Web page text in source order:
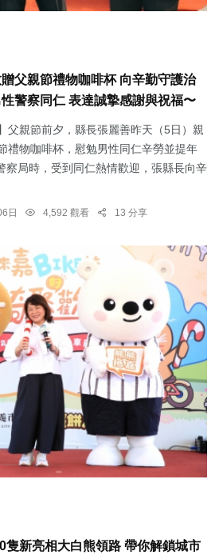
父親節禮物咖啡杯 向辛勤守護治
警察同仁 表達誠摯感謝與祝福〜
父親節前夕，縣長張麗善昨天（5日）親
禮物咖啡杯，慰勉男性同仁辛勞並提年
局時，受到同仁熱情歡迎，張縣長向辛
日 4,592 觀看 13 分享
隻新亮相大白熊領路 帶你解鎖城市